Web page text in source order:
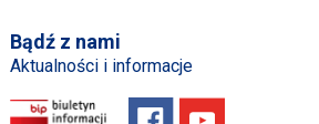
Bądź z nami
Aktualności i informacje